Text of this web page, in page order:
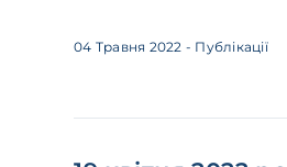
04 Травня 2022 - Публікації